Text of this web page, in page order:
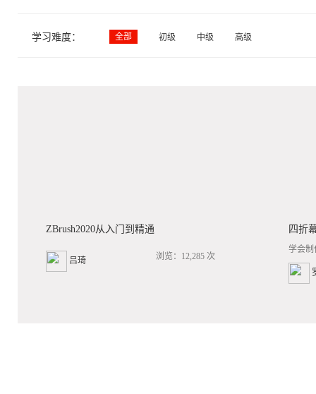
学习难度： 全部 初级 中级 高级
ZBrush2020从入门到精通
吕琦 浏览：12,285 次
四折
学会制